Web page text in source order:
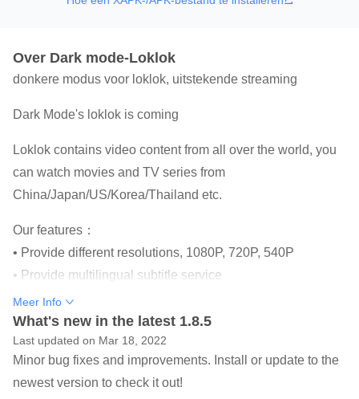
Over Dark mode-Loklok
donkere modus voor loklok, uitstekende streaming
Dark Mode's loklok is coming
Loklok contains video content from all over the world, you
can watch movies and TV series from
China/Japan/US/Korea/Thailand etc.
Our features：
• Provide different resolutions, 1080P, 720P, 540P
• Provide multilingual subtitle service
• You can choose to watch online or download to watch
locally
• Update reminders, don't worry about missing your favorite
episodes and movies
• New UI interface.
Meer Info
What's new in the latest 1.8.5
Last updated on Mar 18, 2022
Minor bug fixes and improvements. Install or update to the
newest version to check it out!